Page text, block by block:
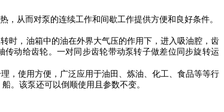
从而对泵的连续工作和间歇工作提供方便和良好条件。
时，油箱中的油在外界大气压的作用下，进入吸油腔，齿
动给齿轮。一对同步齿轮带动泵转子做差位同步旋转运
，使用方便，广泛应用于油田、炼油、化工、食品等等行
。该泵还可以倒顺使用且参数不变。